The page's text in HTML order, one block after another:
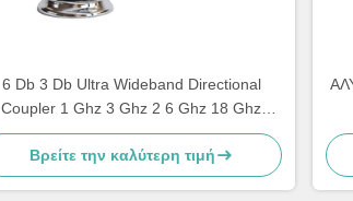
6 Db 3 Db Ultra Wideband Directional
Coupler 1 Ghz 3 Ghz 2 6 Ghz 18 Ghz
280x187x40mm
Βρείτε την καλύτερη τιμή